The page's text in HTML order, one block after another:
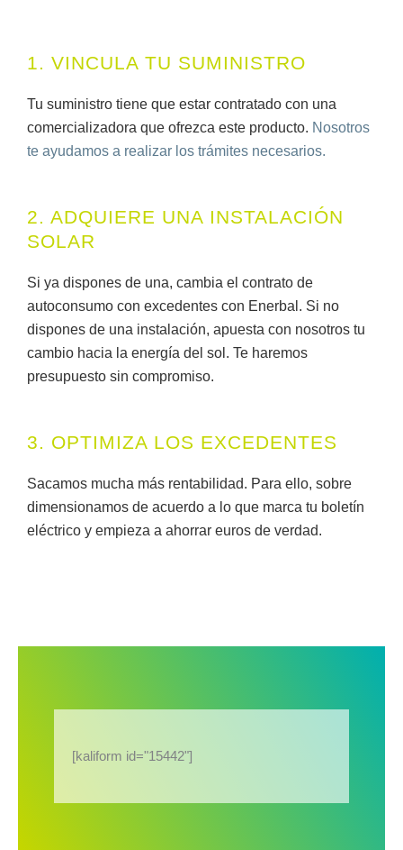
1. VINCULA TU SUMINISTRO
Tu suministro tiene que estar contratado con una
comercializadora que ofrezca este producto. Nosotros
te ayudamos a realizar los trámites necesarios.
2. ADQUIERE UNA INSTALACIÓN
SOLAR
Si ya dispones de una, cambia el contrato de
autoconsumo con excedentes con Enerbal. Si no
dispones de una instalación, apuesta con nosotros tu
cambio hacia la energía del sol. Te haremos
presupuesto sin compromiso.
3. OPTIMIZA LOS EXCEDENTES
Sacamos mucha más rentabilidad. Para ello, sobre
dimensionamos de acuerdo a lo que marca tu boletín
eléctrico y empieza a ahorrar euros de verdad.
[kaliform id="15442"]